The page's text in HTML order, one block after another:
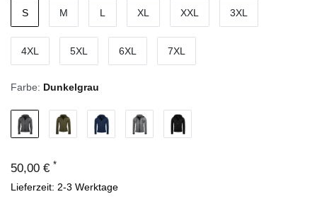
S M L XL XXL 3XL
4XL 5XL 6XL 7XL
Farbe: Dunkelgrau
50,00 € *
Lieferzeit: 2-3 Werktage